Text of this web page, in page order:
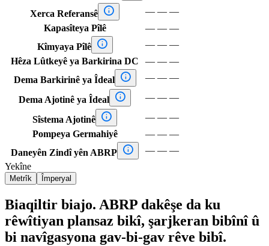
Xerca Referansê  — — —
Kapasîteya Pîlê
— — —
Kîmyaya Pîlê
 — — —
Hêza Lûtkeyê ya Barkirina DC
— — —
Dema Barkirinê ya Îdeal
 — — —
Dema Ajotinê ya Îdeal  — — —
Sîstema Ajotinê  — — —
Pompeya Germahiyê
— — —
Daneyên Zindî yên ABRP  — — —
Yekîne
Metrîk Împeryal
Biaqiltir biajo. ABRP dakêşe da ku
rêwîtiyan plansaz bikî, şarjkeran bibînî û
bi navîgasyona gav-bi-gav rêve bibî.